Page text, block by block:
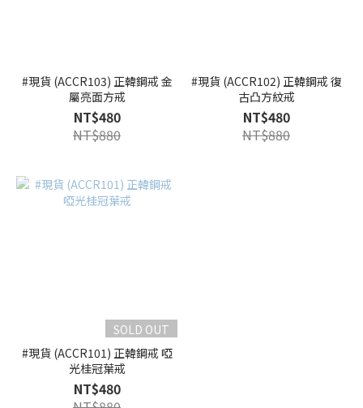
#現貨 (ACCR103) 正韓鋼戒 金
屬亮面方戒
NT$480
NT$880
#現貨 (ACCR102) 正韓鋼戒 復
古凸方紋戒
NT$480
NT$880
SOLD OUT
#現貨 (ACCR101) 正韓鋼戒 啞
光桂冠葉戒
NT$480